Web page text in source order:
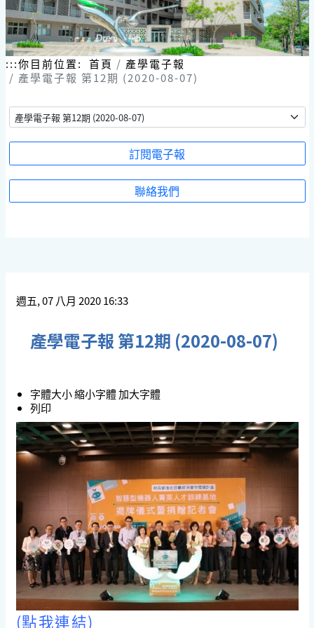
跳
到
主
要
內
塊
:::你目前位置: 首頁
產學電子報
產學電子報 第12期 (2020-08-07)
訂閱電子報
聯絡我們
週五, 07 八月 2020 16:33
產學電子報 第12期 (2020-08-07)
字體大小縮小字體加大字體
列印
(點我連結)